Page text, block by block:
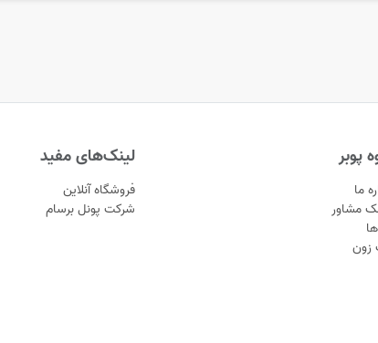
پوبر
ما
مشاور
زون
لینک‌های مفید
فروشگاه آنلاین
شرکت پونل برسام